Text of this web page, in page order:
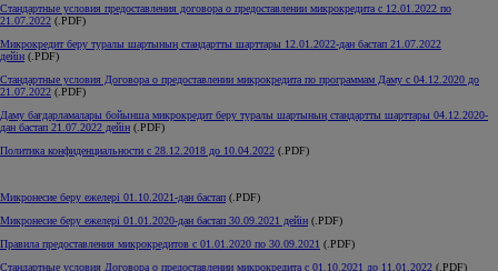
Стандартные условия предоставления договора о предоставлении микрокредита с 12.01.2022 по
21.07.2022 (.PDF)
Микрокредит беру туралы шартының стандартты шарттары 12.01.2022-дан бастап 21.07.2022
дейін (.PDF)
Стандартные условия Договора о предоставлении микрокредита по программам Даму c 04.12.2020 до
21.07.2022 (.PDF)
Даму бағдарламалары бойынша микрокредит беру туралы шартының стандартты шарттары 04.12.2020-
дан бастап 21.07.2022 дейін (.PDF)
Политика конфиденциальности с 28.12.2018 до 10.04.2022 (.PDF)
Микронесие беру ежелері 01.10.2021-дан бастап (.PDF)
Микронесие беру ежелері 01.01.2020-дан бастап 30.09.2021 дейін (.PDF)
Правила предоставления микрокредитов с 01.01.2020 по 30.09.2021 (.PDF)
Стандартные условия Договора о предоставлении микрокредита c 01.10.2021 до 11.01.2022 (.PDF)